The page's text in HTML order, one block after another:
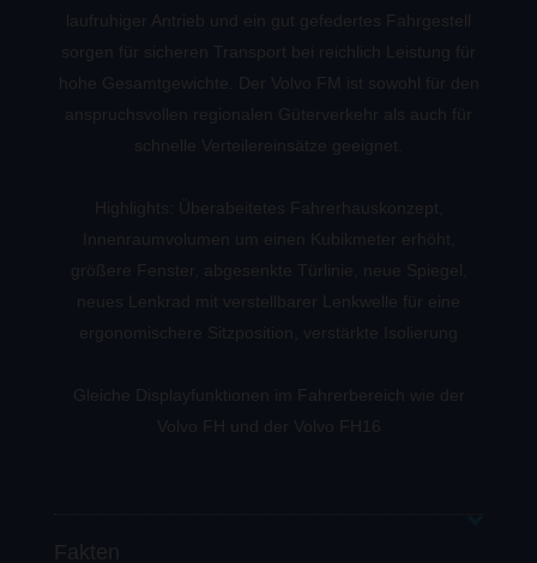
laufruhiger Antrieb und ein gut gefedertes Fahrgestell
sorgen für sicheren Transport bei reichlich Leistung für
hohe Gesamtgewichte. Der Volvo FM ist sowohl für den
anspruchsvollen regionalen Güterverkehr als auch für
schnelle Verteilereinsätze geeignet.
Highlights: Überabeitetes Fahrerhauskonzept,
Innenraumvolumen um einen Kubikmeter erhöht,
größere Fenster, abgesenkte Türlinie, neue Spiegel,
neues Lenkrad mit verstellbarer Lenkwelle für eine
ergonomischere Sitzposition, verstärkte Isolierung
Gleiche Displayfunktionen im Fahrerbereich wie der
Volvo FH und der Volvo FH16
Fakten